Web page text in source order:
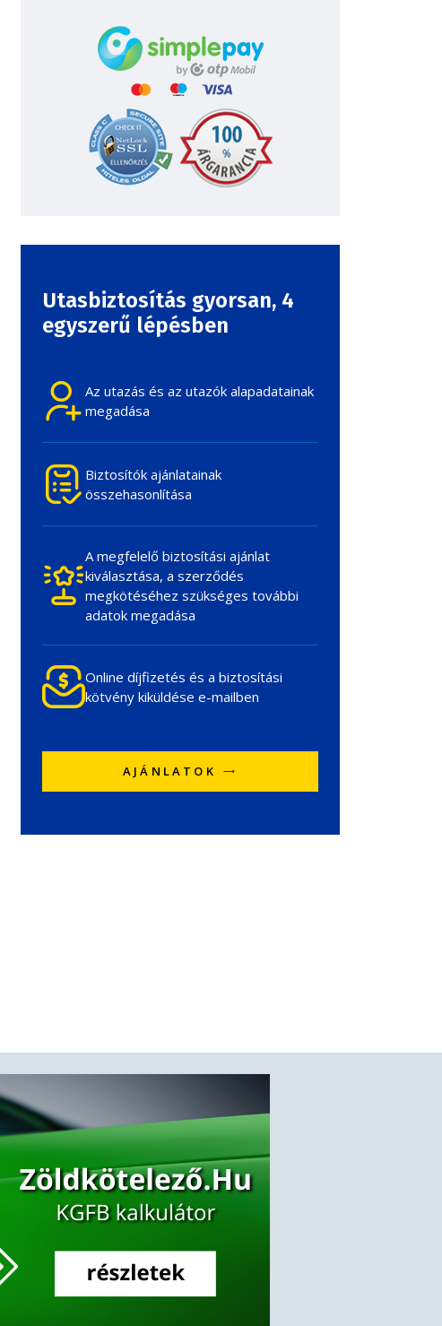
Utasbiztosítás gyorsan, 4
egyszerű lépésben
Az utazás és az utazók alapadatainak
megadása
Biztosítók ajánlatainak
összehasonlítása
A megfelelő biztosítási ajánlat
kiválasztása, a szerződés
megkötéséhez szükséges további
adatok megadása
Online díjfizetés és a biztosítási
kötvény kiküldése e-mailben
AJÁNLATOK